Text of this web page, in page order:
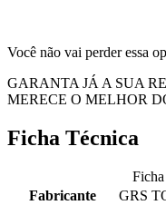
Você não vai perder essa
GARANTA JÁ A SUA
MERECE O MELHOR
Ficha Técnica
Fabricante
GRS